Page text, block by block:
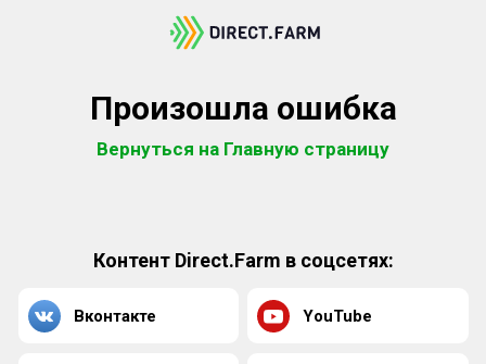
Произошла ошибка
Вернуться на Главную страницу
Контент Direct.Farm в соцсетях:
Вконтакте YouTube